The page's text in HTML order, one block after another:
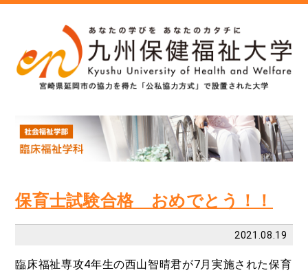
保育士試験合格 おめでとう！！
2021.08.19
臨床福祉専攻4年生の西山智晴君が7月実施された保育